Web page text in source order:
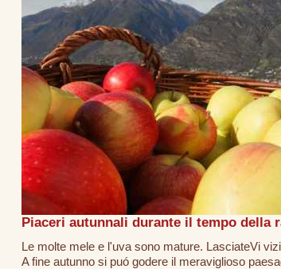
Piaceri autunnali durante il tempo della
Le molte mele e l'uva sono mature. LasciateVi
A fine autunno si puó godere il meraviglioso